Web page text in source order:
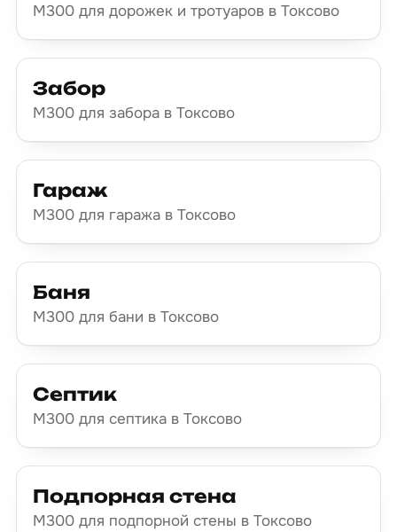
М300 для дорожек и тротуаров в Токсово
Забор
М300 для забора в Токсово
Гараж
М300 для гаража в Токсово
Баня
М300 для бани в Токсово
Септик
М300 для септика в Токсово
Подпорная стена
М300 для подпорной стены в Токсово